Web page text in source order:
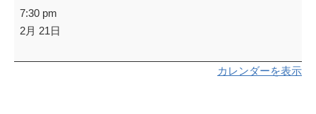
聖
書
究・
7:30 pm
2月 21日
カレンダーを表示